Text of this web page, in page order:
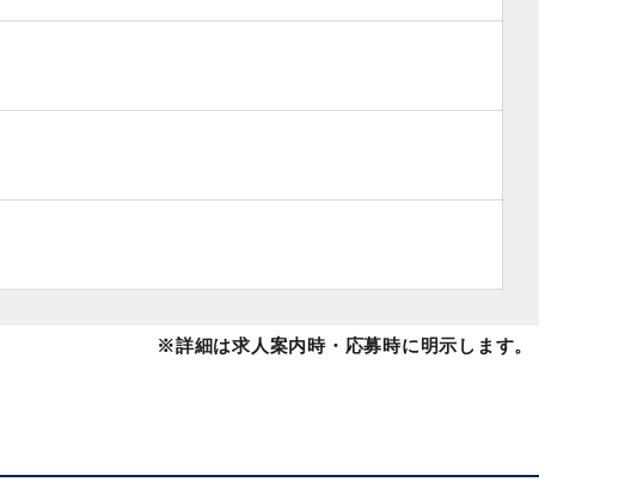
※詳細は求人案内時・応募時に明示します。